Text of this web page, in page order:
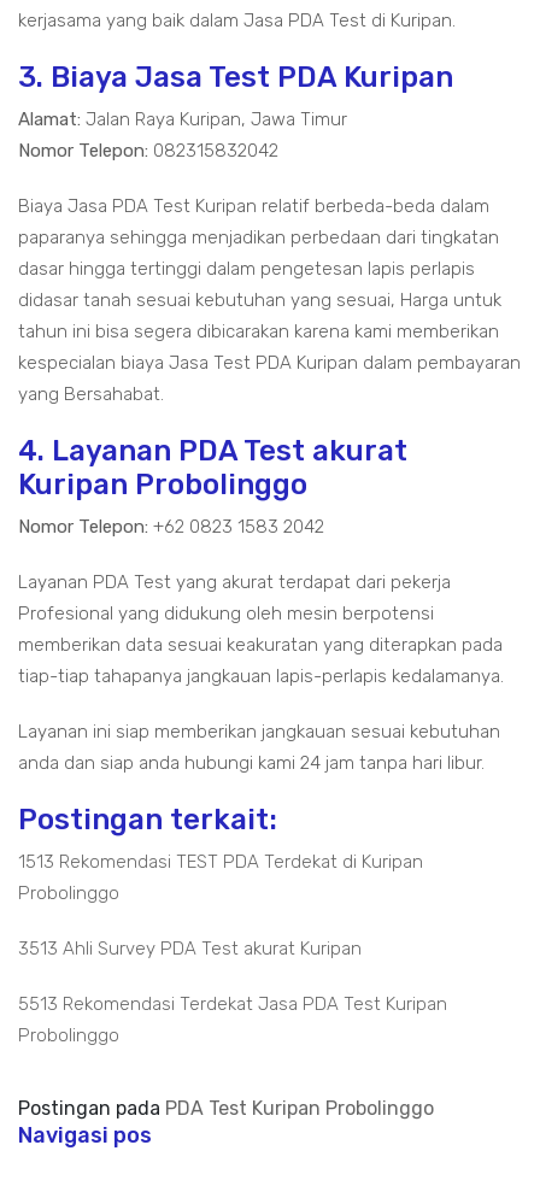
kerjasama yang baik dalam Jasa PDA Test di Kuripan.
3. Biaya Jasa Test PDA Kuripan
Alamat: Jalan Raya Kuripan, Jawa Timur
Nomor Telepon: 082315832042
Biaya Jasa PDA Test Kuripan relatif berbeda-beda dalam
paparanya sehingga menjadikan perbedaan dari tingkatan
dasar hingga tertinggi dalam pengetesan lapis perlapis
didasar tanah sesuai kebutuhan yang sesuai, Harga untuk
tahun ini bisa segera dibicarakan karena kami memberikan
kespecialan biaya Jasa Test PDA Kuripan dalam pembayaran
yang Bersahabat.
4. Layanan PDA Test akurat
Kuripan Probolinggo
Nomor Telepon: +62 0823 1583 2042
Layanan PDA Test yang akurat terdapat dari pekerja
Profesional yang didukung oleh mesin berpotensi
memberikan data sesuai keakuratan yang diterapkan pada
tiap-tiap tahapanya jangkauan lapis-perlapis kedalamanya.
Layanan ini siap memberikan jangkauan sesuai kebutuhan
anda dan siap anda hubungi kami 24 jam tanpa hari libur.
Postingan terkait:
1513 Rekomendasi TEST PDA Terdekat di Kuripan
Probolinggo
3513 Ahli Survey PDA Test akurat Kuripan
5513 Rekomendasi Terdekat Jasa PDA Test Kuripan
Probolinggo
Postingan pada PDA Test Kuripan Probolinggo
Navigasi pos